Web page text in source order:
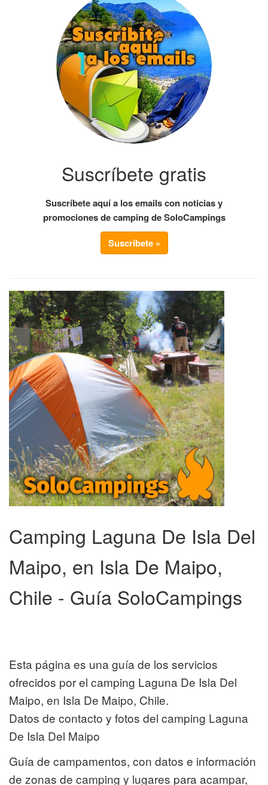
Suscríbete gratis
Suscríbete aquí a los emails con noticias y
promociones de camping de SoloCampings
Suscríbete »
Camping Laguna De Isla Del
Maipo, en Isla De Maipo,
Chile - Guía SoloCampings
Esta página es una guía de los servicios
ofrecidos por el camping Laguna De Isla Del
Maipo, en Isla De Maipo, Chile.
Datos de contacto y fotos del camping Laguna
De Isla Del Maipo
Guía de campamentos, con datos e información
de zonas de camping y lugares para acampar,